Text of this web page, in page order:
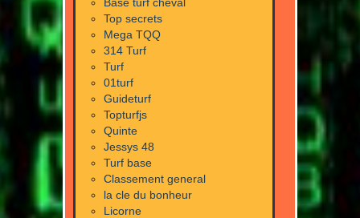
Top secrets
Mega TQQ
314 Turf
Turf
01turf
Guideturf
Topturfjs
Quinte
Jessys 48
Turf base
Classement general
la cle du bonheur
Licorne